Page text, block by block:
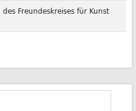
Freundeskreises für Kunst